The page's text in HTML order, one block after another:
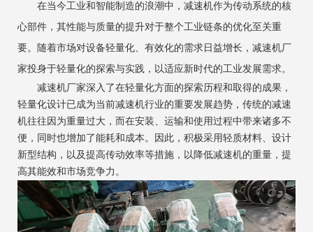
在当今工业和智能制造的浪潮中，减速机作为传动系统的核
心部件，其性能与质量的提升对于整个工业链条的优化至关重
要。随着市场对设备轻量化、有效化的需求日益增长，减速机厂
家投身于轻量化的探索与实践，以适应新时代的工业发展需求。
减速机厂家深入了在轻量化方面的探索历程和取得的成果，
轻量化设计已成为当前减速机行业的重要发展趋势，传统的减速
机往往因为重量过大，而在安装、运输和使用过程中带来诸多不
便，同时也增加了能耗和成本。因此，积极采用轻质材料、设计
新型结构，以及提高传动效率等措施，以降低减速机的重量，提
高其能效和市场竞争力。